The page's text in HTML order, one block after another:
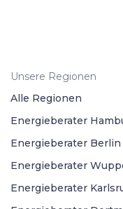
Unsere Regionen
Alle Regionen
Energieberater
Energieberater Berlin
Energieberater
Energieberater